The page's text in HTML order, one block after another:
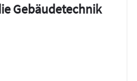
Gebäudetechnik